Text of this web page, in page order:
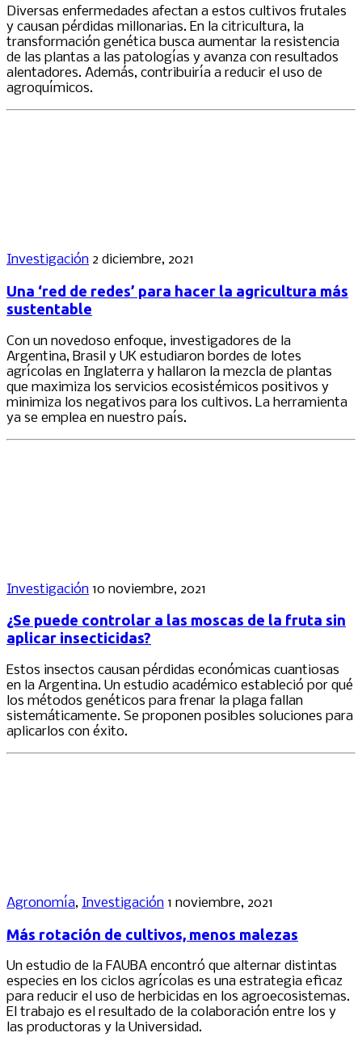
Diversas enfermedades afectan a estos cultivos frutales
y causan pérdidas millonarias. En la citricultura, la
transformación genética busca aumentar la resistencia
de las plantas a las patologías y avanza con resultados
alentadores. Además, contribuiría a reducir el uso de
agroquímicos.
Investigación 2 diciembre, 2021
Una ‘red de redes’ para hacer la agricultura más
sustentable
Con un novedoso enfoque, investigadores de la
Argentina, Brasil y UK estudiaron bordes de lotes
agrícolas en Inglaterra y hallaron la mezcla de plantas
que maximiza los servicios ecosistémicos positivos y
minimiza los negativos para los cultivos. La herramienta
ya se emplea en nuestro país.
Investigación 10 noviembre, 2021
¿Se puede controlar a las moscas de la fruta sin
aplicar insecticidas?
Estos insectos causan pérdidas económicas cuantiosas
en la Argentina. Un estudio académico estableció por qué
los métodos genéticos para frenar la plaga fallan
sistemáticamente. Se proponen posibles soluciones para
aplicarlos con éxito.
Agronomía, Investigación 1 noviembre, 2021
Más rotación de cultivos, menos malezas
Un estudio de la FAUBA encontró que alternar distintas
especies en los ciclos agrícolas es una estrategia eficaz
para reducir el uso de herbicidas en los agroecosistemas.
El trabajo es el resultado de la colaboración entre los y
las productoras y la Universidad.